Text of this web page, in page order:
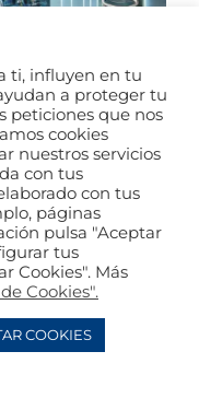
de
en
para
Telemetría
ti, influyen en tu
a proteger tu
peticiones que nos
cookies
nuestros servicios
con tus
con tus
páginas
pulsa "Aceptar
tus
Cookies". Más
Cookies".
COOKIES